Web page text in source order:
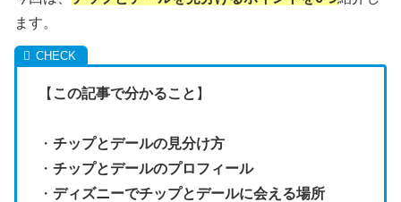
ます。
【 この記事で分かること 】
・ チップとデールの見分け方
・ チップとデールのプロフィール
・ ディズニーでチップとデールに会える場所